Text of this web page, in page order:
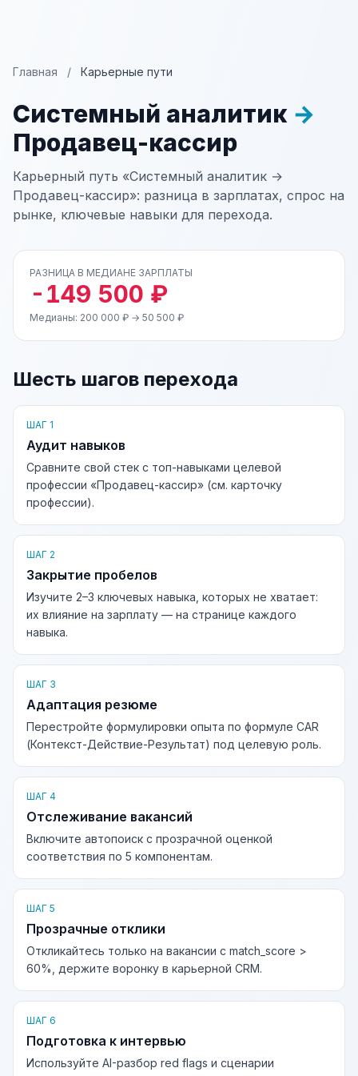
Главная / Карьерные пути
Системный аналитик →
Продавец-кассир
Карьерный путь «Системный аналитик →
Продавец-кассир»: разница в зарплатах, спрос на
рынке, ключевые навыки для перехода.
РАЗНИЦА В МЕДИАНЕ ЗАРПЛАТЫ
-149 500 ₽
Медианы: 200 000 ₽ → 50 500 ₽
Шесть шагов перехода
ШАГ 1
Аудит навыков
Сравните свой стек с топ-навыками целевой
профессии «Продавец-кассир» (см. карточку
профессии).
ШАГ 2
Закрытие пробелов
Изучите 2–3 ключевых навыка, которых не хватает:
их влияние на зарплату — на странице каждого
навыка.
ШАГ 3
Адаптация резюме
Перестройте формулировки опыта по формуле CAR
(Контекст-Действие-Результат) под целевую роль.
ШАГ 4
Отслеживание вакансий
Включите автопоиск с прозрачной оценкой
соответствия по 5 компонентам.
ШАГ 5
Прозрачные отклики
Откликайтесь только на вакансии с match_score >
60%, держите воронку в карьерной CRM.
ШАГ 6
Подготовка к интервью
Используйте AI-разбор red flags и сценарии